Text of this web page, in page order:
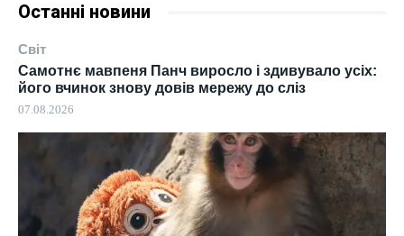
Останні новини
Світ
Самотнє мавпеня Панч виросло і здивувало усіх:
його вчинок знову довів мережу до сліз
07.08.2026